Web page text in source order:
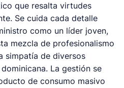
que resalta virtudes
Se cuida cada detalle
como un líder joven,
mezcla de profesionalismo
simpatía de diversos
La gestión se
de consumo masivo